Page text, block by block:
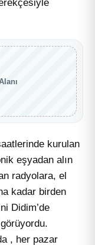
kurulan
eşyadan alın
radyolara, el
kadar birden
Didim’de
, her pazar